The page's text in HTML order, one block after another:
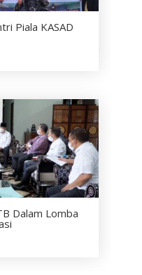
Piala KASAD
Dalam Lomba